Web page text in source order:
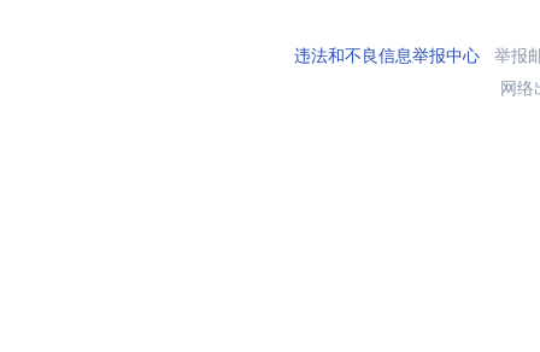
违法和不良信息举报中心举报
网